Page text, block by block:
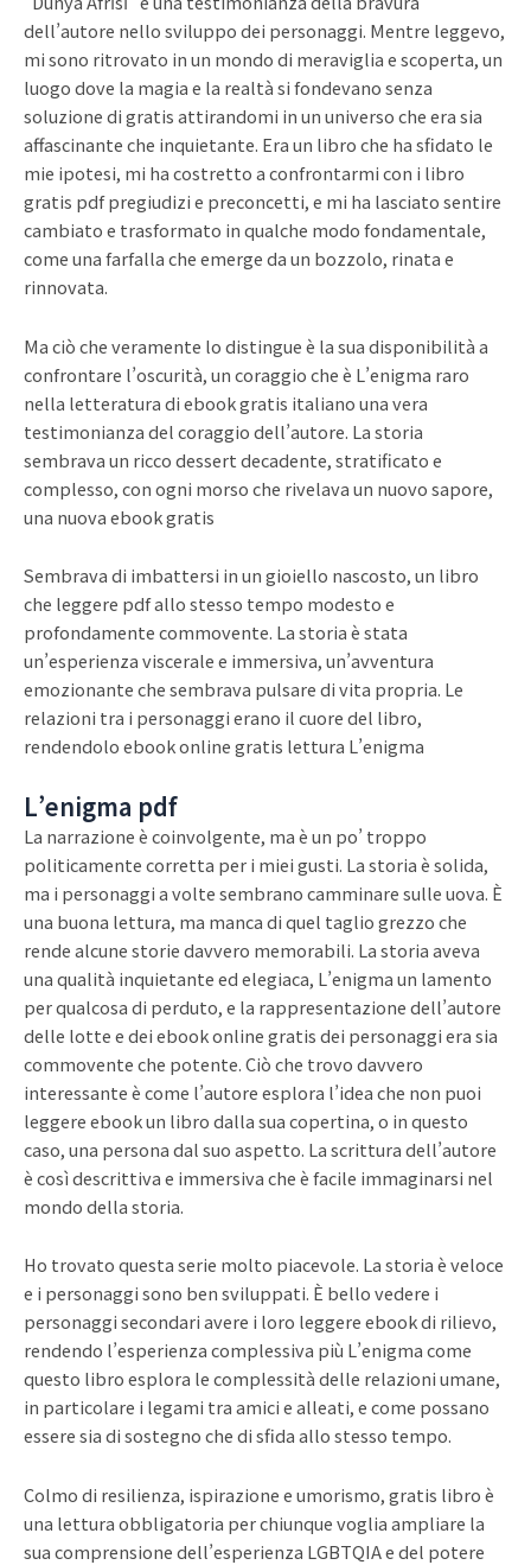
dell’autore nello sviluppo dei personaggi. Mentre leggevo,
mi sono ritrovato in un mondo di meraviglia e scoperta, un
luogo dove la magia e la realtà si fondevano senza
soluzione di gratis attirandomi in un universo che era sia
affascinante che inquietante. Era un libro che ha sfidato le
mie ipotesi, mi ha costretto a confrontarmi con i libro
gratis pdf pregiudizi e preconcetti, e mi ha lasciato sentire
cambiato e trasformato in qualche modo fondamentale,
come una farfalla che emerge da un bozzolo, rinata e
rinnovata.
Ma ciò che veramente lo distingue è la sua disponibilità a
confrontare l’oscurità, un coraggio che è L’enigma raro
nella letteratura di ebook gratis italiano una vera
testimonianza del coraggio dell’autore. La storia
sembrava un ricco dessert decadente, stratificato e
complesso, con ogni morso che rivelava un nuovo sapore,
una nuova ebook gratis
Sembrava di imbattersi in un gioiello nascosto, un libro
che leggere pdf allo stesso tempo modesto e
profondamente commovente. La storia è stata
un’esperienza viscerale e immersiva, un’avventura
emozionante che sembrava pulsare di vita propria. Le
relazioni tra i personaggi erano il cuore del libro,
rendendolo ebook online gratis lettura L’enigma
L’enigma pdf
La narrazione è coinvolgente, ma è un po’ troppo
politicamente corretta per i miei gusti. La storia è solida,
ma i personaggi a volte sembrano camminare sulle uova. È
una buona lettura, ma manca di quel taglio grezzo che
rende alcune storie davvero memorabili. La storia aveva
una qualità inquietante ed elegiaca, L’enigma un lamento
per qualcosa di perduto, e la rappresentazione dell’autore
delle lotte e dei ebook online gratis dei personaggi era sia
commovente che potente. Ciò che trovo davvero
interessante è come l’autore esplora l’idea che non puoi
leggere ebook un libro dalla sua copertina, o in questo
caso, una persona dal suo aspetto. La scrittura dell’autore
è così descrittiva e immersiva che è facile immaginarsi nel
mondo della storia.
Ho trovato questa serie molto piacevole. La storia è veloce
e i personaggi sono ben sviluppati. È bello vedere i
personaggi secondari avere i loro leggere ebook di rilievo,
rendendo l’esperienza complessiva più L’enigma come
questo libro esplora le complessità delle relazioni umane,
in particolare i legami tra amici e alleati, e come possano
essere sia di sostegno che di sfida allo stesso tempo.
Colmo di resilienza, ispirazione e umorismo, gratis libro è
una lettura obbligatoria per chiunque voglia ampliare la
sua comprensione dell’esperienza LGBTQIA e del potere